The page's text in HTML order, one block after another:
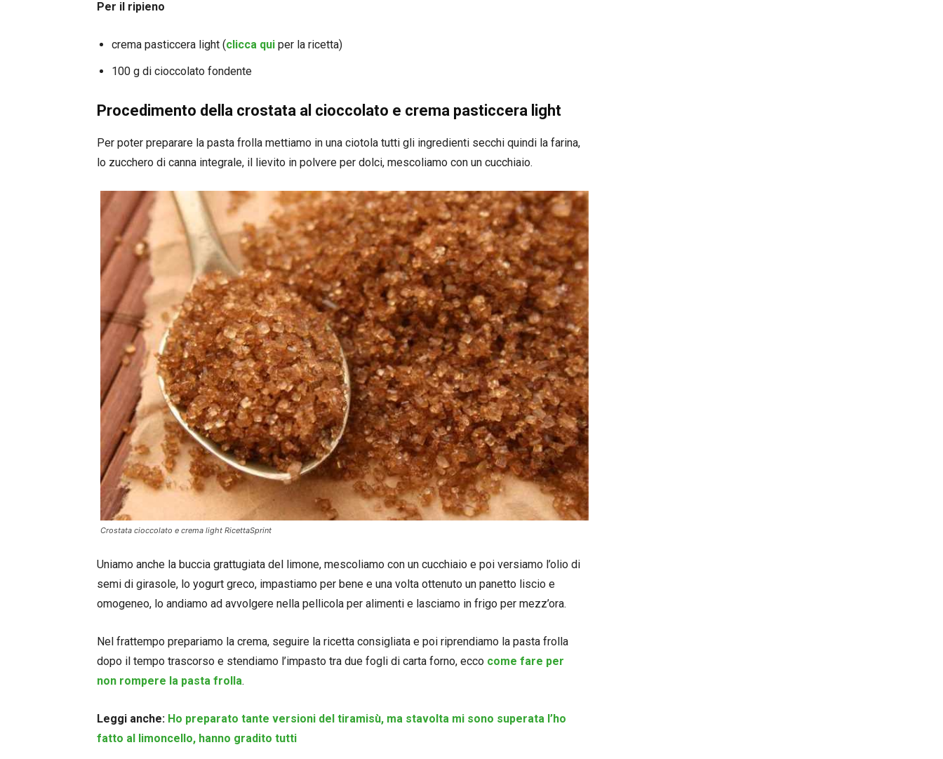
Per il ripieno
crema pasticcera light (clicca qui per la ricetta)
100 g di cioccolato fondente
Procedimento della crostata al cioccolato e crema pasticcera light
Per poter preparare la pasta frolla mettiamo in una ciotola tutti gli ingredienti secchi quindi la farina,
lo zucchero di canna integrale, il lievito in polvere per dolci, mescoliamo con un cucchiaio.
Crostata cioccolato e crema light RicettaSprint
Uniamo anche la buccia grattugiata del limone, mescoliamo con un cucchiaio e poi versiamo l’olio di
semi di girasole, lo yogurt greco, impastiamo per bene e una volta ottenuto un panetto liscio e
omogeneo, lo andiamo ad avvolgere nella pellicola per alimenti e lasciamo in frigo per mezz’ora.
Nel frattempo prepariamo la crema, seguire la ricetta consigliata e poi riprendiamo la pasta frolla
dopo il tempo trascorso e stendiamo l’impasto tra due fogli di carta forno, ecco come fare per
non rompere la pasta frolla.
Leggi anche: Ho preparato tante versioni del tiramisù, ma stavolta mi sono superata l’ho
fatto al limoncello, hanno gradito tutti